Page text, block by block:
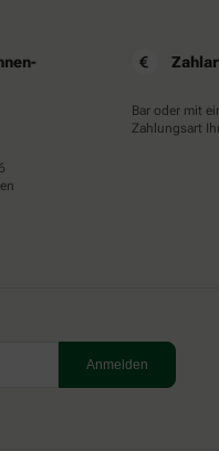
Bar oder mit
Zahlungsart